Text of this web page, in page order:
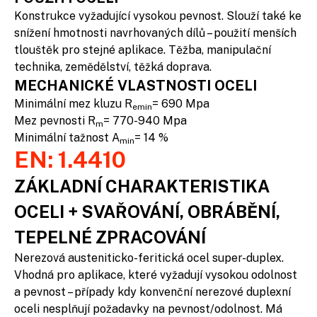
Konstrukce vyžadující vysokou pevnost. Slouží také ke
snížení hmotnosti navrhovaných dílů – použití menších
tlouštěk pro stejné aplikace. Těžba, manipulační
technika, zemědělství, těžká doprava.
MECHANICKÉ VLASTNOSTI OCELI
Minimální mez kluzu Remin= 690 Mpa
Mez pevnosti Rm= 770-940 Mpa
Minimální tažnost Amin= 14 %
EN: 1.4410
ZÁKLADNÍ CHARAKTERISTIKA
OCELI + SVAŘOVÁNÍ, OBRÁBĚNÍ,
TEPELNÉ ZPRACOVÁNÍ
Nerezová austeniticko-feritická ocel super-duplex.
Vhodná pro aplikace, které vyžadují vysokou odolnost
a pevnost – případy kdy konvenční nerezové duplexní
oceli nesplňují požadavky na pevnost/odolnost. Má